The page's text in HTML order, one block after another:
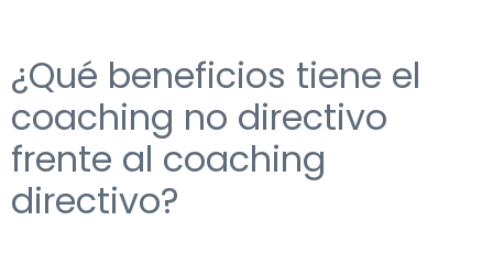
¿Qué beneficios tiene el
coaching no directivo
frente al coaching
directivo?